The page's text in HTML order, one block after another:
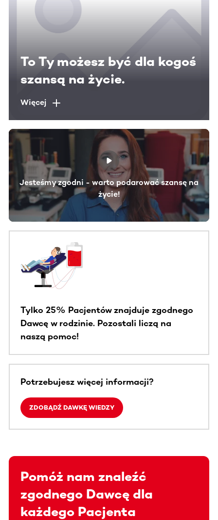
To Ty możesz być dla kogoś
szansą na życie.
Więcej
Jesteśmy zgodni - warto podarować szansę na
życie!
Tylko 25% Pacjentów znajduje zgodnego
Dawcę w rodzinie. Pozostali liczą na
naszą pomoc!
Potrzebujesz więcej informacji?
ZDOBĄDŹ DAWKĘ WIEDZY
Pomóż nam znaleźć
zgodnego Dawcę dla
każdego Pacjenta